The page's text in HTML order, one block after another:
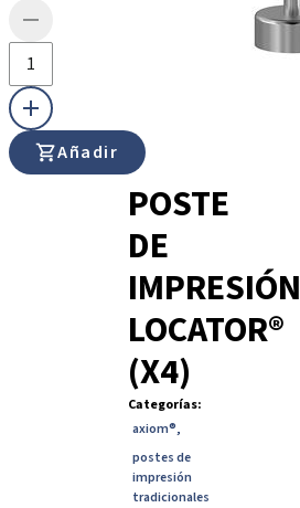
Añadir
POSTE
DE
IMPRESIÓN
LOCATOR®
(X4)
Categorías:
axiom®,
postes de
impresión
tradicionales